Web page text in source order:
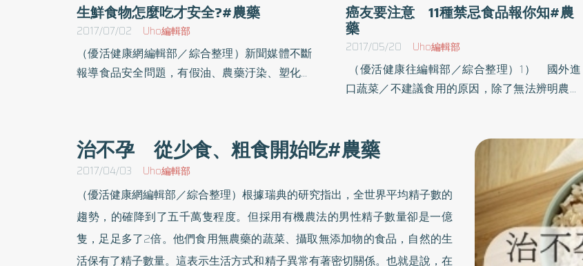
生鮮食物怎麼吃才安全?#農藥
2017/07/02 Uho編輯部
（優活健康網編輯部／綜合整理）新聞媒體不斷
報導食品安全問題，有假油、農藥汙染、塑化劑
可能一塵不染。其中有些必須絕對避免，但大多
只要不過量，對人體並沒有危害。台灣政治人物
常過度誇大食品安全問題，加上新聞媒體大量報
導，造成民眾恐慌。我們必須客觀判斷，不要完
全相信太誇張的報導，也不要還沒吃就先把自己
嚇死了。生鮮食物生鮮而未經煮熟的食物一定含
癌友要注意 11種禁忌食品報你知#農
藥
2017/05/20 Uho編輯部
（優活健康往編輯部／綜合整理）1） 國外進
口蔬菜／不建議食用的原因，除了無法辨明農藥
扣分。2） 切好的蔬菜／為了讓生活忙碌的消
費者更方便，市面上有很多已經分切、包裝好的
各式蔬菜。但為了延長保鮮期限或保有賣相，業
者通常都會添加亞氯酸，反而讓營養價值降低。
3） 國外進口水果／為因應長途運送，通常都
需添加防腐劑以利保存，或者為了讓檸檬、葡萄
柚這些水果看起來更亮麗、賣相佳，表皮也會打
治不孕 從少食、粗食開始吃#農藥
2017/04/03 Uho編輯部
（優活健康網編輯部／綜合整理）根據瑞典的研究指出，全世界平均精子數的
趨勢，的確降到了五千萬隻程度。但採用有機農法的男性精子數量卻是一億
隻，足足多了2倍。他們食用無農藥的蔬菜、攝取無添加物的食品，自然的生
活保有了精子數量。這表示生活方式和精子異常有著密切關係。也就是說，在